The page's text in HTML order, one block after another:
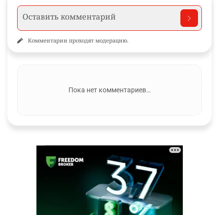
Комментарии проходят модерацию.
Пока нет комментариев…